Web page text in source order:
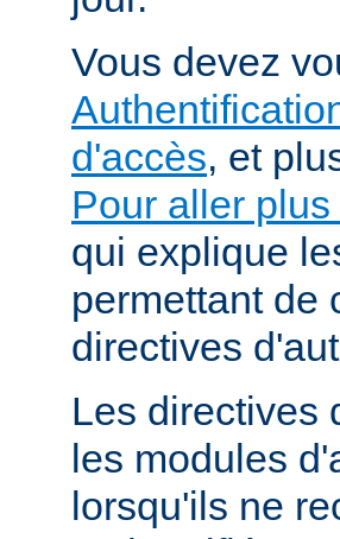
Vous devez
d'accès, et
Pour aller
qui explique
permettant de
directives
Les directives
les modules
lorsqu'ils ne